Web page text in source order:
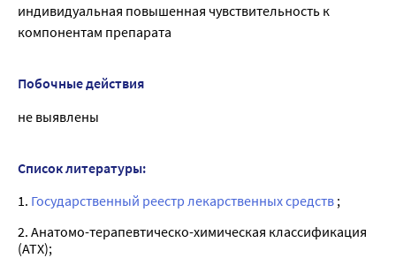
индивидуальная повышенная чувствительность к
компонентам препарата
Побочные действия
не выявлены
Список литературы:
1. Государственный реестр лекарственных средств ;
2. Анатомо-терапевтическо-химическая классификация
(ATX);